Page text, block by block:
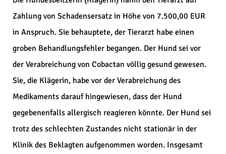
Zahlung von Schadensersatz in Höhe von 7.500,00 EUR
in Anspruch. Sie behauptete, der Tierarzt habe einen
groben Behandlungsfehler begangen. Der Hund sei vor
der Verabreichung von Cobactan völlig gesund gewesen.
Sie, die Klägerin, habe vor der Verabreichung des
Medikaments darauf hingewiesen, dass der Hund
gegebenenfalls allergisch reagieren könnte. Der Hund sei
trotz des schlechten Zustandes nicht stationär in der
Klinik des Beklagten aufgenommen worden. Insgesamt